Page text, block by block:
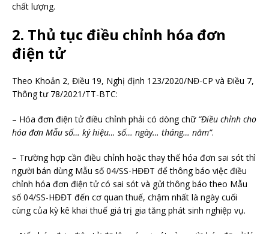
chất lượng.
2. Thủ tục điều chỉnh hóa đơn
điện tử
Theo Khoản 2, Điều 19, Nghị định 123/2020/NĐ-CP và Điều 7,
Thông tư 78/2021/TT-BTC:
– Hóa đơn điện tử điều chỉnh phải có dòng chữ “Điều chỉnh cho
hóa đơn Mẫu số… ký hiệu… số… ngày… tháng… năm”.
– Trường hợp cần điều chỉnh hoặc thay thế hóa đơn sai sót thì
người bán dùng Mẫu số 04/SS-HĐĐT để thông báo việc điều
chỉnh hóa đơn điện tử có sai sót và gửi thông báo theo Mẫu
số 04/SS-HĐĐT đến cơ quan thuế, chậm nhất là ngày cuối
cùng của kỳ kê khai thuế giá trị gia tăng phát sinh nghiệp vụ.